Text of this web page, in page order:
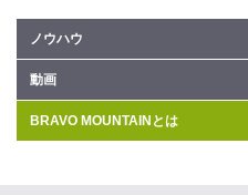
ノウハウ
動画
BRAVO MOUNTAINとは